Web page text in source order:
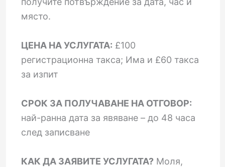
място.
ЦЕНА НА УСЛУГАТА: £100
регистрационна такса; Има и £60 такса
за изпит
СРОК ЗА ПОЛУЧАВАНЕ НА ОТГОВОР:
най-ранна дата за явяване – до 48 часа
след записване
КАК ДА ЗАЯВИТЕ УСЛУГАТА?Моля,